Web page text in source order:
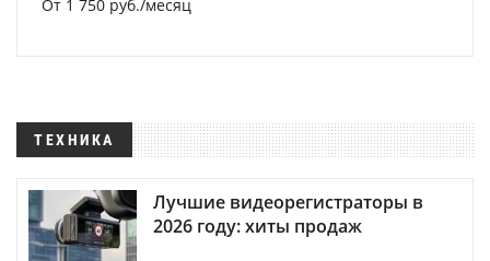
От 1 750 руб./месяц
ТЕХНИКА
Лучшие видеорегистраторы в
2026 году: хиты продаж